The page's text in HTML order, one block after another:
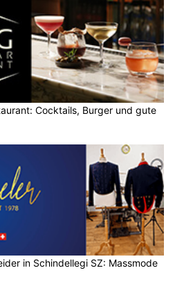
Cocktails, Burger und gute
in Schindellegi SZ: Massmode